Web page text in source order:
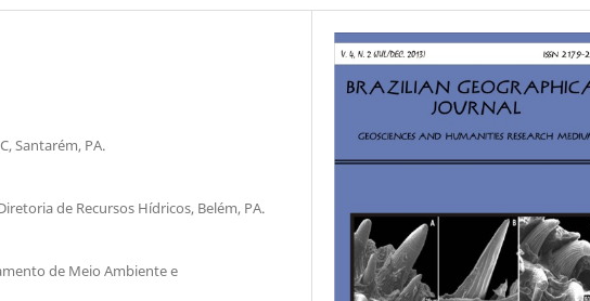
Santarém, PA.
de Recursos Hídricos, Belém, PA.
de Meio Ambiente e